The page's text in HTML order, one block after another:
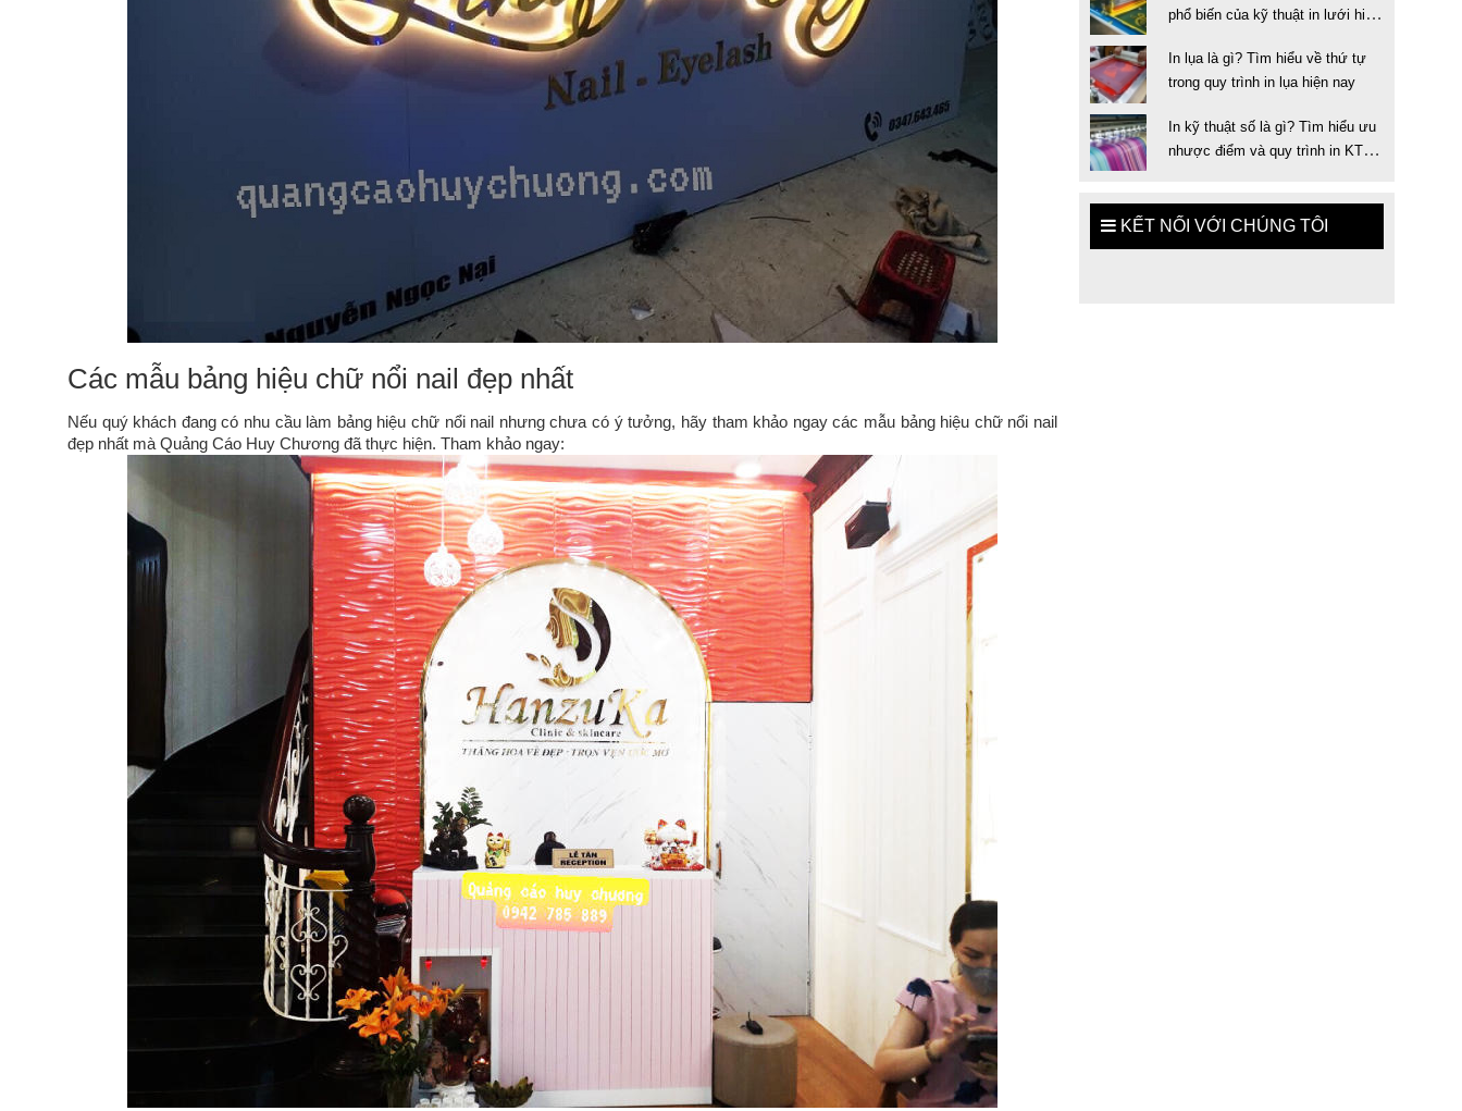
Các mẫu bảng hiệu chữ nổi nail đẹp nhất
Nếu quý khách đang có nhu cầu làm bảng hiệu chữ nổi nail nhưng chưa có ý tưởng, hãy tham khảo ngay các mẫu bảng hiệu chữ nổi nail
đẹp nhất mà Quảng Cáo Huy Chương đã thực hiện. Tham khảo ngay:
phổ biến của kỹ thuật in lưới hiện
In lụa là gì? Tìm hiểu về thứ tự
trong quy trình in lụa hiện nay
In kỹ thuật số là gì? Tìm hiểu ưu
nhược điểm và quy trình in KTS
KẾT NỐI VỚI CHÚNG TÔI